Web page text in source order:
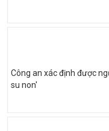
Công an xác định được
su non'